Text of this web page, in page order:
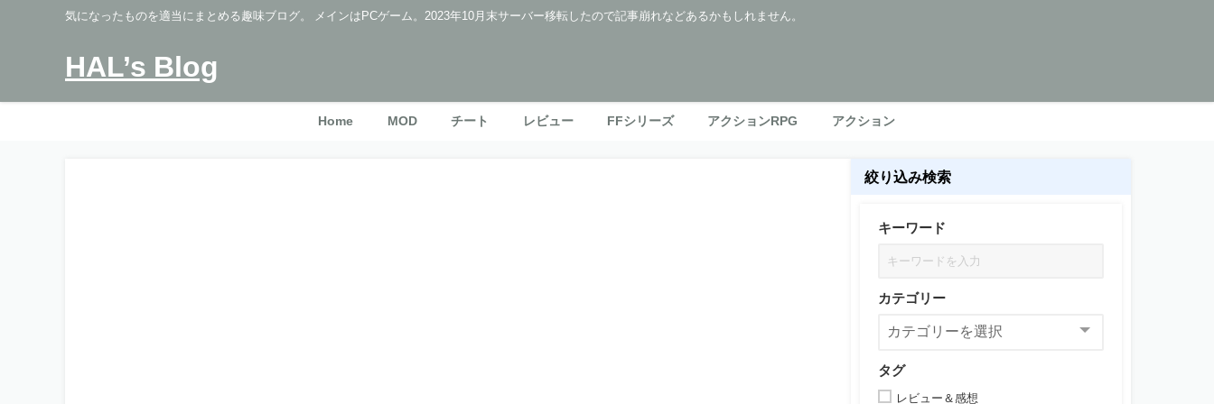
気になったものを適当にまとめる趣味ブログ。 メインはPCゲーム。2023年10月末サーバー移転したので記事崩れなどあるかもしれません。
HAL’s Blog
Home MOD チート レビュー FFシリーズ アクションRPG アクション
絞り込み検索
キーワード
カテゴリー
タグ
レビュー＆感想